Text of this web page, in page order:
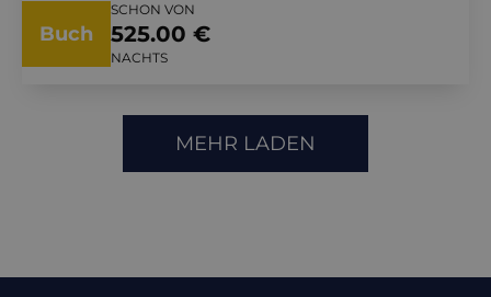
Buch
SCHON VON
525.00 €
NACHTS
MEHR LADEN